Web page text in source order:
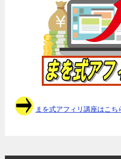
まを式アフィリ講座はこち